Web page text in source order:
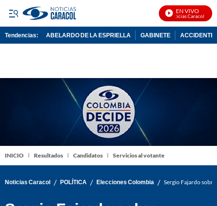
EN VIVO
Noticias Caracol En
Tendencias: ABELARDO DE LA ESPRIELLA GABINETE ACCIDENTE
INICIO Resultados Candidatos Servicios al votante
Noticias Caracol / POLÍTICA / Elecciones Colombia / Sergio Fajardo